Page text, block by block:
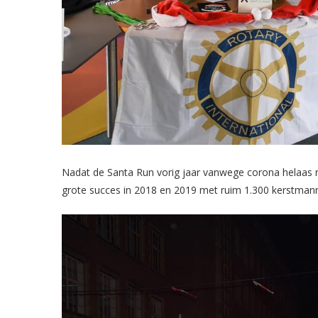
Nadat de Santa Run vorig jaar vanwege corona
grote succes in 2018 en 2019 met ruim 1.300